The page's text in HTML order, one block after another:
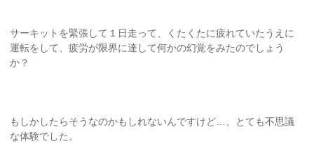
サーキットを緊張して１日走って、くたくたに疲れていたうえに
運転をして、疲労が限界に達して何かの幻覚をみたのでしょう
か？
もしかしたらそうなのかもしれないんですけど…、とても不思議
な体験でした。